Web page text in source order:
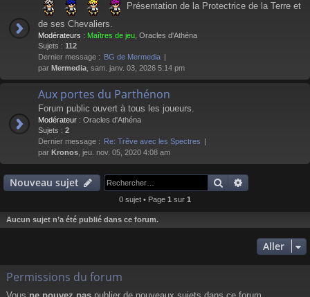
Présentation de la Protectrice de la Terre et
de ses Chevaliers.
Modérateurs : Maîtres de jeu Oracles d'Athéna
Sujets : 112
Dernier message : BG de Mermedia
par Mermedia , sam. janv. 03, 2026 5:14 pm
Aux portes du Parthénon
Forum public ouvert à tous les joueurs.
Modérateur : Oracles d'Athéna
Sujets : 2
Dernier message : Re: Trêve avec les Spectres
par Kronos , jeu. nov. 05, 2020 4:08 am
Nouveau sujet Rechercher
0 sujet • Page 1 sur 1
Aucun sujet n’a été publié dans ce forum.
Aller
Permissions du forum